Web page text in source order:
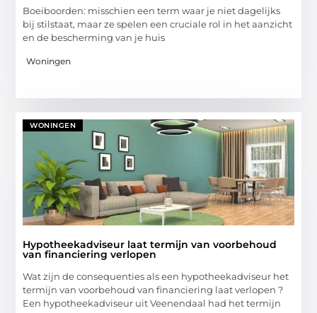
Boeiboorden: misschien een term waar je niet dagelijks
bij stilstaat, maar ze spelen een cruciale rol in het aanzicht
en de bescherming van je huis
Woningen
WONINGEN
Hypotheekadviseur laat termijn van voorbehoud
van financiering verlopen
Wat zijn de consequenties als een hypotheekadviseur het
termijn van voorbehoud van financiering laat verlopen ?
Een hypotheekadviseur uit Veenendaal had het termijn